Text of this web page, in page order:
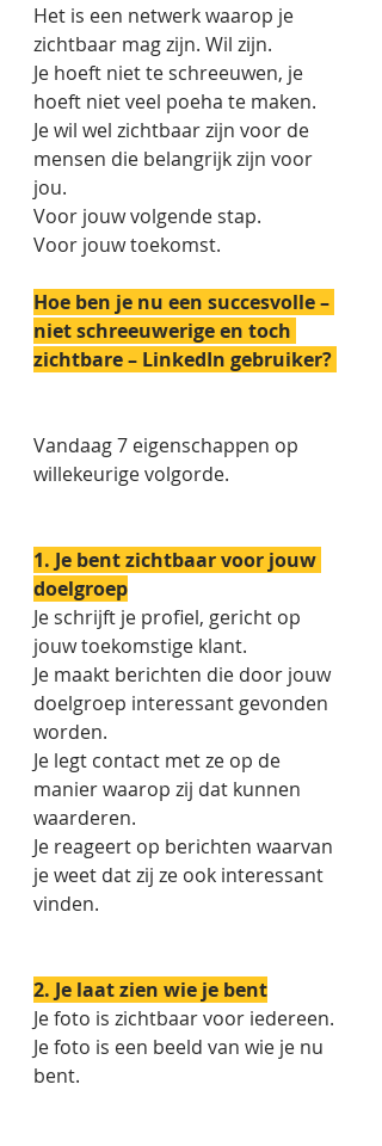
Het is een netwerk waarop je
zichtbaar mag zijn. Wil zijn.
Je hoeft niet te schreeuwen, je
hoeft niet veel poeha te maken.
Je wil wel zichtbaar zijn voor de
mensen die belangrijk zijn voor
jou.
Voor jouw volgende stap.
Voor jouw toekomst.
Hoe ben je nu een succesvolle –
niet schreeuwerige en toch
zichtbare – LinkedIn gebruiker?
Vandaag 7 eigenschappen op
willekeurige volgorde.
1. Je bent zichtbaar voor jouw
doelgroep
Je schrijft je profiel, gericht op
jouw toekomstige klant.
Je maakt berichten die door jouw
doelgroep interessant gevonden
worden.
Je legt contact met ze op de
manier waarop zij dat kunnen
waarderen.
Je reageert op berichten waarvan
je weet dat zij ze ook interessant
vinden.
2. Je laat zien wie je bent
Je foto is zichtbaar voor iedereen.
Je foto is een beeld van wie je nu
bent.